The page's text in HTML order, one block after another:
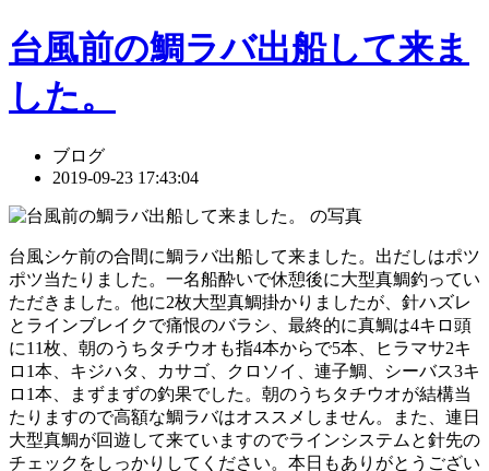
台風前の鯛ラバ出船して来ま
した。
ブログ
2019-09-23 17:43:04
台風シケ前の合間に鯛ラバ出船して来ました。出だしはポツ
ポツ当たりました。一名船酔いで休憩後に大型真鯛釣ってい
ただきました。他に2枚大型真鯛掛かりましたが、針ハズレ
とラインブレイクで痛恨のバラシ、最終的に真鯛は4キロ頭
に11枚、朝のうちタチウオも指4本からで5本、ヒラマサ2キ
ロ1本、キジハタ、カサゴ、クロソイ、連子鯛、シーバス3キ
ロ1本、まずまずの釣果でした。朝のうちタチウオが結構当
たりますので高額な鯛ラバはオススメしません。また、連日
大型真鯛が回遊して来ていますのでラインシステムと針先の
チェックをしっかりしてください。本日もありがとうござい